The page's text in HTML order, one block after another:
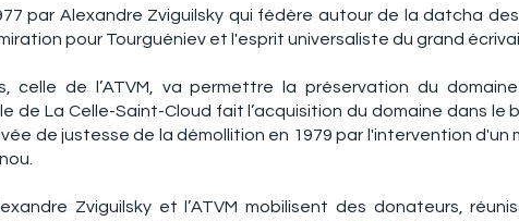
par Alexandre Zviguilsky qui fédère autour de la datcha
pour Tourguéniev et l'esprit universaliste du grand
celle de l’ATVM, va permettre la préservation du
de La Celle-Saint-Cloud fait l’acquisition du domaine dans
de justesse de la démollition en 1979 par l'intervention d'un
Zviguilsky et l’ATVM mobilisent des donateurs,